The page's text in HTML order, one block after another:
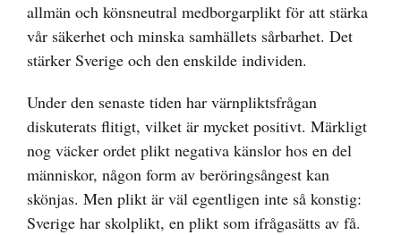
allmän och könsneutral medborgarplikt för att stärka
vår säkerhet och minska samhällets sårbarhet. Det
stärker Sverige och den enskilde individen.
Under den senaste tiden har värnpliktsfrågan
diskuterats flitigt, vilket är mycket positivt. Märkligt
nog väcker ordet plikt negativa känslor hos en del
människor, någon form av beröringsångest kan
skönjas. Men plikt är väl egentligen inte så konstig:
Sverige har skolplikt, en plikt som ifrågasätts av få.